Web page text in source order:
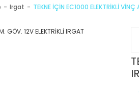
Irgat TEKNE İÇİN EC1000 ELEKTRİKLİ VİNÇ